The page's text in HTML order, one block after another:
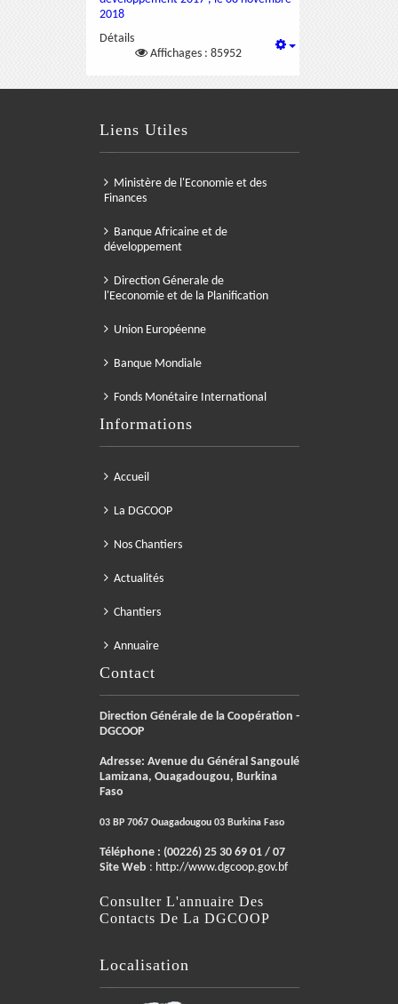
2018
Détails
Affichages : 85952
Liens Utiles
Ministère de l'Economie et des
Finances
Banque Africaine et de
développement
Direction Génerale de
l'Eeconomie et de la Planification
Union Européenne
Banque Mondiale
Fonds Monétaire International
Informations
Accueil
La DGCOOP
Nos Chantiers
Actualités
Chantiers
Annuaire
Contact
Direction Générale de la Coopération -
DGCOOP
Adresse: Avenue du Général Sangoulé
Lamizana, Ouagadougou, Burkina
Faso
03 BP 7067 Ouagadougou 03 Burkina Faso
Téléphone : (00226) 25 30 69 01 / 07
Site Web : http://www.dgcoop.gov.bf
Consulter L'annuaire Des
Contacts De La DGCOOP
Localisation